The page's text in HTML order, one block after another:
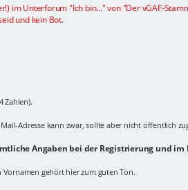
im Unterforum "Ich bin..." von "Der vGAF-
und kein Bot.
Zahlen).
Mail-Adresse kann zwar, sollte aber nicht öffentlich
Angaben bei der Registrierung und im
gehört hier zum guten Ton.